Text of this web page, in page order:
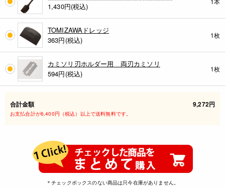
1,430円(税込)
TOMIZAWAドレッジ
363円(税込)
1枚
カミソリ刃ホルダー用 両刃カミソリ
594円(税込)
1枚
合計金額 9,272円
お支払合計が6,400円（税込）以上で送料無料です。
＊チェックボックスのない商品は只今在庫がありません。